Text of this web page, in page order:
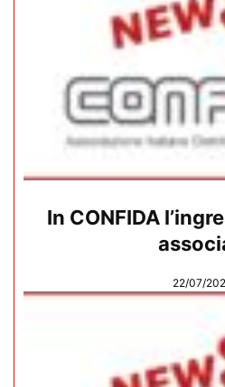
In CONFIDA
22/07/